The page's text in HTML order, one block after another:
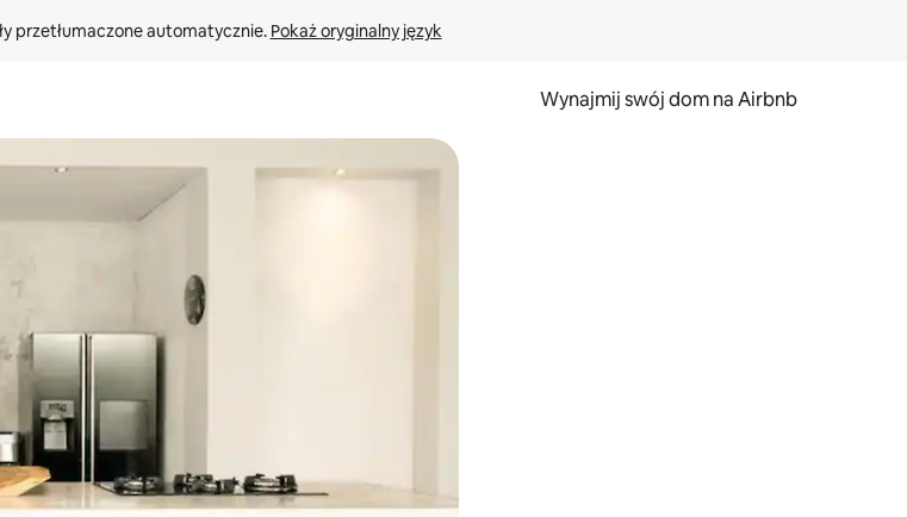
przetłumaczone automatycznie. Pokaż oryginalny język
Wynajmij swój dom na Airbnb
strzałek w górę i w dół lub przeglądać je za pomocą gestów dotykowych lub przesuwania.